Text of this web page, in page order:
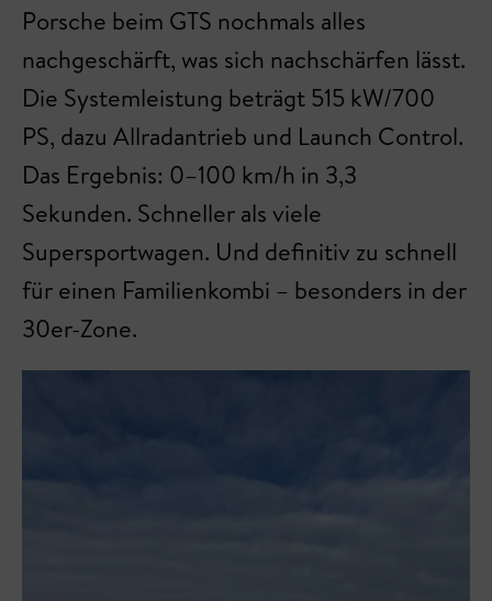
Porsche beim GTS nochmals alles
nachgeschärft, was sich nachschärfen lässt.
Die Systemleistung beträgt 515 kW/700
PS, dazu Allradantrieb und Launch Control.
Das Ergebnis: 0–100 km/h in 3,3
Sekunden. Schneller als viele
Supersportwagen. Und definitiv zu schnell
für einen Familienkombi – besonders in der
30er-Zone.